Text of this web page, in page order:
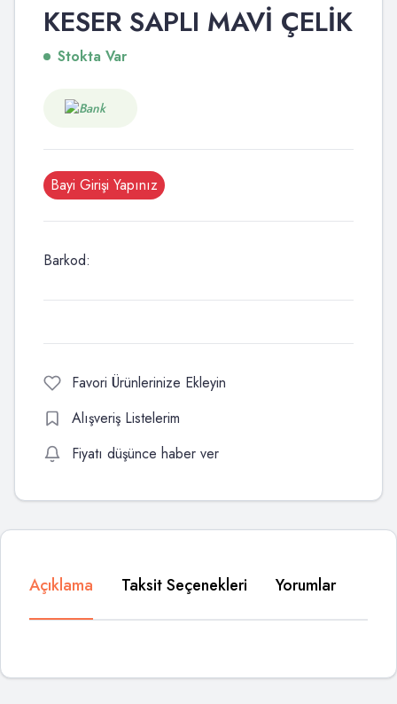
KESER SAPLI MAVİ ÇELİK
Stokta Var
Bayi Girişi Yapınız
Barkod:
Favori Ürünlerinize Ekleyin
Alışveriş Listelerim
Fiyatı düşünce haber ver
Açıklama Taksit Seçenekleri Yorumlar